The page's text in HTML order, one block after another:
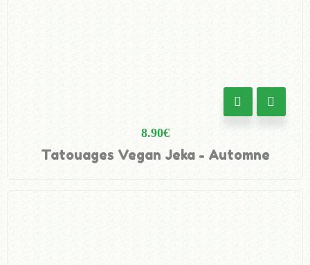
8.90€
Tatouages Vegan Jeka - Automne